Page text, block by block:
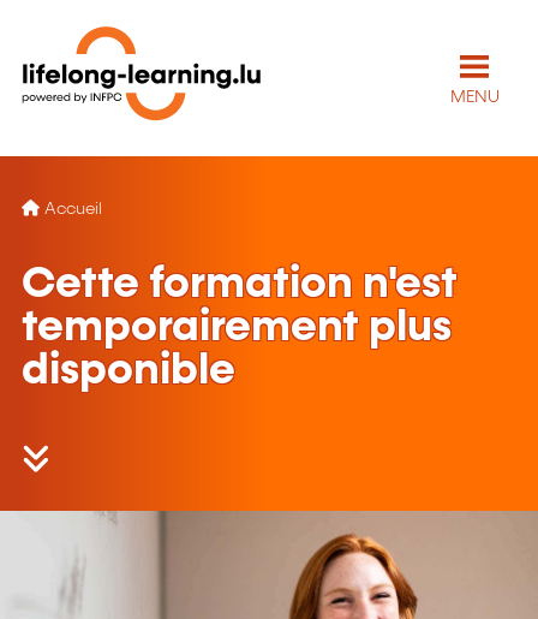
MENU
Accueil
Cette formation n'est
temporairement plus
disponible